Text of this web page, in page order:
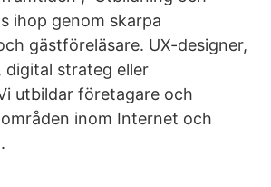
ihop genom skarpa
gästföreläsare. UX-designer,
digital strateg eller
utbildar företagare och
inom Internet och